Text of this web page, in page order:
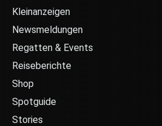
Kleinanzeigen
Newsmeldungen
Regatten & Events
Reiseberichte
Shop
Spotguide
Stories